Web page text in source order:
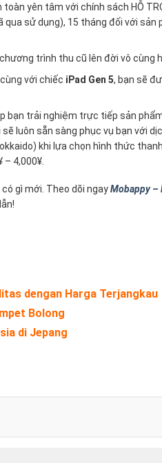
yên tâm với chính sách HỖ
qua sử dụng), 15 tháng đối với
trình thu cũ lên đời vô cùng
với chiếc iPad Gen 5, bạn sẽ
bạn trải nghiệm trực tiếp sản
luôn sẵn sàng phục vụ bạn với
khi lựa chọn hình thức
4,000¥.
gì mới. Theo dõi ngayMobappy –
dengan Harga Terjangkau
Bolong
di Jepang